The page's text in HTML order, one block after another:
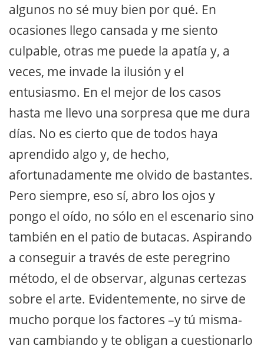
algunos no sé muy bien por qué. En
ocasiones llego cansada y me siento
culpable, otras me puede la apatía y, a
veces, me invade la ilusión y el
entusiasmo. En el mejor de los casos
hasta me llevo una sorpresa que me dura
días. No es cierto que de todos haya
aprendido algo y, de hecho,
afortunadamente me olvido de bastantes.
Pero siempre, eso sí, abro los ojos y
pongo el oído, no sólo en el escenario sino
también en el patio de butacas. Aspirando
a conseguir a través de este peregrino
método, el de observar, algunas certezas
sobre el arte. Evidentemente, no sirve de
mucho porque los factores –y tú misma-
van cambiando y te obligan a cuestionarlo